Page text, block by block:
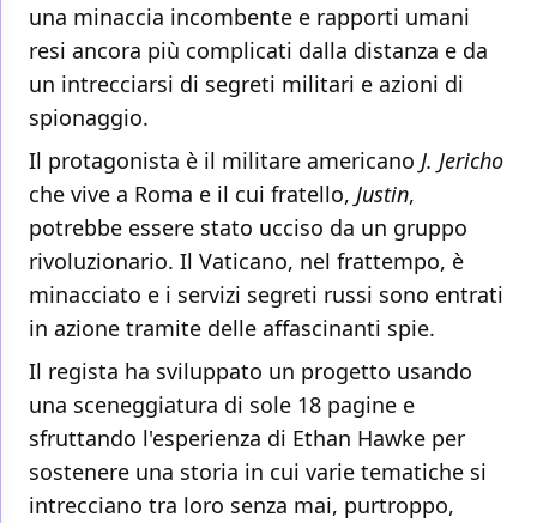
una minaccia incombente e rapporti umani
resi ancora più complicati dalla distanza e da
un intrecciarsi di segreti militari e azioni di
spionaggio.
Il protagonista è il militare americano J. Jericho
che vive a Roma e il cui fratello, Justin,
potrebbe essere stato ucciso da un gruppo
rivoluzionario. Il Vaticano, nel frattempo, è
minacciato e i servizi segreti russi sono entrati
in azione tramite delle affascinanti spie.
Il regista ha sviluppato un progetto usando
una sceneggiatura di sole 18 pagine e
sfruttando l'esperienza di Ethan Hawke per
sostenere una storia in cui varie tematiche si
intrecciano tra loro senza mai, purtroppo,